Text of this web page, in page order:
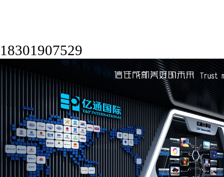
18301907529